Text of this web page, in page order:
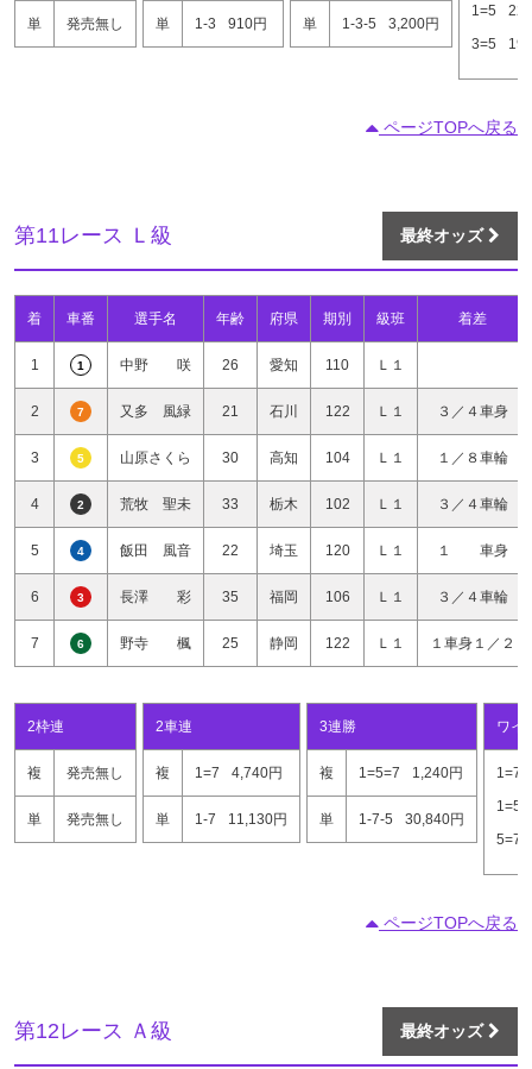
単 発売無し 単 1-3 910円 単 1-3-5 3,200円
1=5
3=5
ページTOPへ戻る
第11レース Ｌ級 最終オッズ
着 車番 選手名 年齢 府県 期別 級班 着差
1 1 中野 咲 26 愛知 110 Ｌ１
2 7 又多 風緑 21 石川 122 Ｌ１ ３／４車身
3 5 山原さくら 30 高知 104 Ｌ１ １／８車輪
4 2 荒牧 聖未 33 栃木 102 Ｌ１ ３／４車輪
5 4 飯田 風音 22 埼玉 120 Ｌ１ １ 車身
6 3 長澤 彩 35 福岡 106 Ｌ１ ３／４車輪
7 6 野寺 楓 25 静岡 122 Ｌ１ １車身１／２
2枠連
複 発売無し
単 発売無し
2車連
複 1=7 4,740円
単 1-7 11,130円
3連勝
複 1=5=7 1,240円
単 1-7-5 30,840円
ワイ
1=7
1=5
5=7
ページTOPへ戻る
第12レース Ａ級 最終オッズ